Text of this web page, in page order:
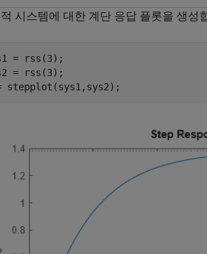
시스템에 대한 계단 응답 플롯을 생성
= rss(3);
= rss(3);
stepplot(sys1,sys2);